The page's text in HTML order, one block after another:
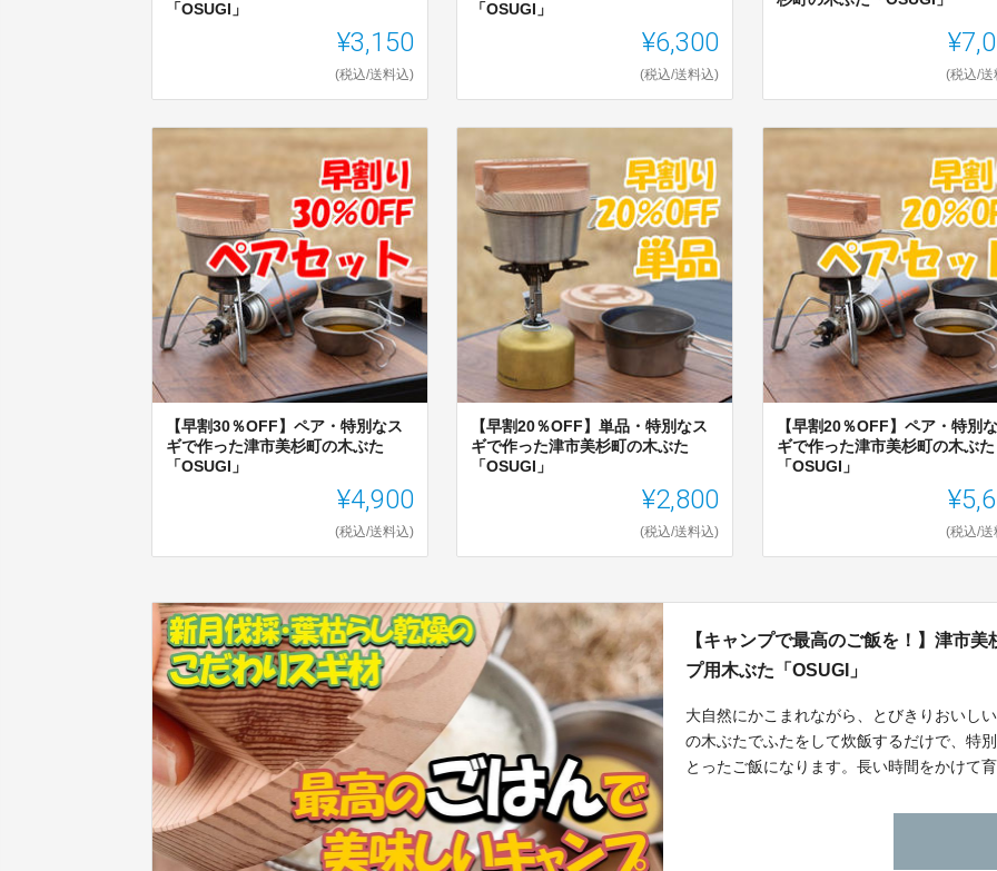
「OSUGI」
¥3,150
(税込/送料込)
「OSUGI」
¥6,300
(税込/送料込) (税込/送
【早割30％OFF】ペア・特別なス
ギで作った津市美杉町の木ぶた
「OSUGI」
¥4,900
(税込/送料込)
【早割20％OFF】単品・特別なス
ギで作った津市美杉町の木ぶた
「OSUGI」
¥2,800
(税込/送料込)
【早割20％OFF】ペア・特別
ギで作った津市美杉町の木ぶた
「OSUGI」
(税込/送
【キャンプで最高のご飯を！】津市
プ用木ぶた「OSUGI」
大自然にかこまれながら、とびきりおいし
の木ぶたでふたをして炊飯するだけで、特
とったご飯になります。長い時間をかけて